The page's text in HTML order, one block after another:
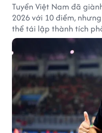
Tuyển Việt Nam đã
2026 với 10 điểm,
thể tái lập thành tích
Seo từng tạo ra.